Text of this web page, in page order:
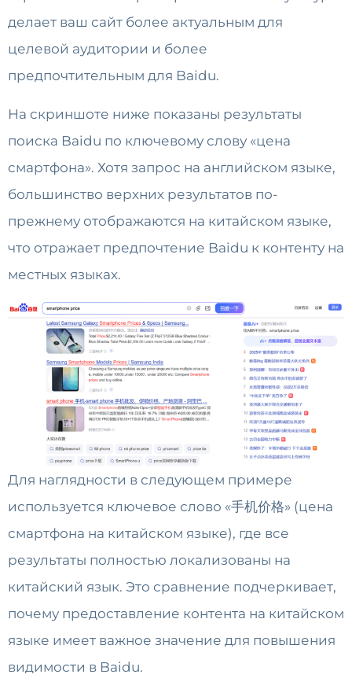
делает ваш сайт более актуальным для
целевой аудитории и более
предпочтительным для Baidu.
На скриншоте ниже показаны результаты
поиска Baidu по ключевому слову «цена
смартфона». Хотя запрос на английском языке,
большинство верхних результатов по-
прежнему отображаются на китайском языке,
что отражает предпочтение Baidu к контенту на
местных языках.
Для наглядности в следующем примере
используется ключевое слово «手机价格» (цена
смартфона на китайском языке), где все
результаты полностью локализованы на
китайский язык. Это сравнение подчеркивает,
почему предоставление контента на китайском
языке имеет важное значение для повышения
видимости в Baidu.